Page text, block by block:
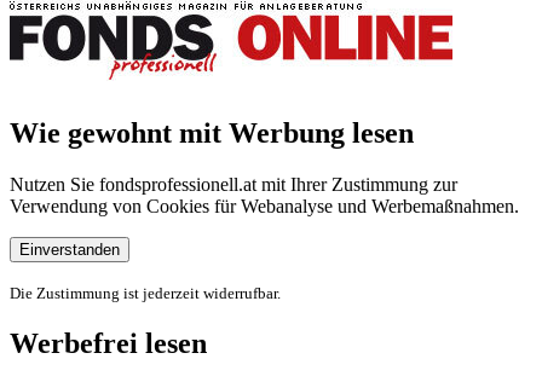
Wie gewohnt mit Werbung lesen
Nutzen Sie fondsprofessionell.at mit Ihrer Zustimmung zur
Verwendung von Cookies für Webanalyse und Werbemaßnahmen.
Einverstanden
Die Zustimmung ist jederzeit widerrufbar.
Werbefrei lesen